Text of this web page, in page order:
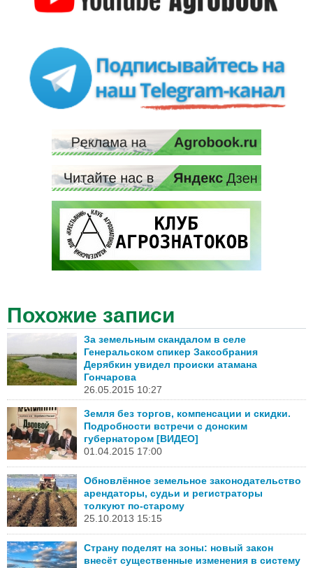
Похожие записи
За земельным скандалом в селе
Генеральском спикер Заксобрания
Дерябкин увидел происки атамана
Гончарова
26.05.2015 10:27
Земля без торгов, компенсации и скидки.
Подробности встречи с донским
губернатором [ВИДЕО]
01.04.2015 17:00
Обновлённое земельное законодательство
арендаторы, судьи и регистраторы
толкуют по-старому
25.10.2013 15:15
Страну поделят на зоны: новый закон
внесёт существенные изменения в систему